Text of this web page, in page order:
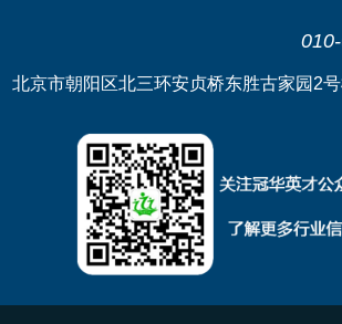
北京市朝阳区北三环安贞桥东胜古家园2